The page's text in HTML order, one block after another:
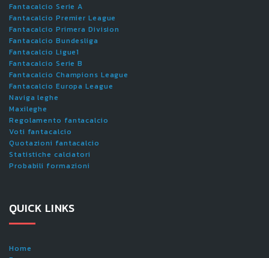
Fantacalcio Serie A
Fantacalcio Premier League
Fantacalcio Primera Division
Fantacalcio Bundesliga
Fantacalcio Ligue1
Fantacalcio Serie B
Fantacalcio Champions League
Fantacalcio Europa League
Naviga leghe
Maxileghe
Regolamento fantacalcio
Voti fantacalcio
Quotazioni fantacalcio
Statistiche calciatori
Probabili formazioni
QUICK LINKS
Home